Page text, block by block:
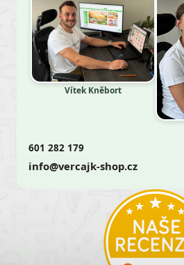
Vítek Kněbort
601 282 179
info@vercajk-shop.cz